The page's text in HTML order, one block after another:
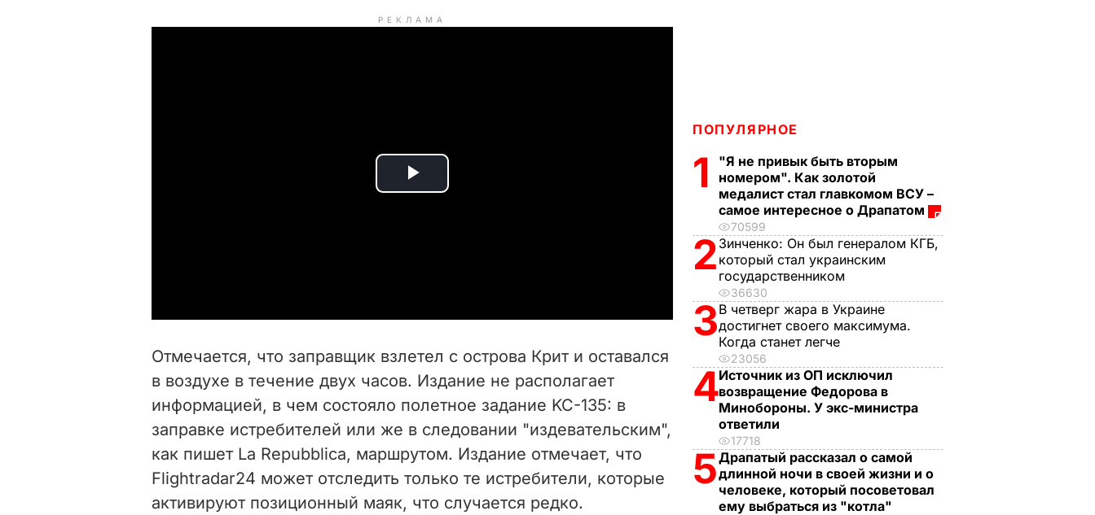
РЕКЛАМА
P
d
e
o
Отмечается, что заправщик взлетел с острова Крит и оставался
в воздухе в течение двух часов. Издание не располагает
информацией, в чем состояло полетное задание KC-135: в
заправке истребителей или же в следовании "издевательским",
как пишет La Repubblica, маршрутом. Издание отмечает, что
Flightradar24 может отследить только те истребители, которые
активируют позиционный маяк, что случается редко.
ПОПУЛЯРНОЕ
1
"Я не привык быть вторым
номером". Как золотой
медалист стал главкомом ВСУ –
самое интересное о Драпатом
70599
2 Зинченко: Он был генералом КГБ,
который стал украинским
государственником
36630
3В четверг жара в Украине
достигнет своего максимума.
Когда станет легче
23056
4Источник из ОП исключил
возвращение Федорова в
Минобороны. У экс-министра
ответили
17718
5Драпатый рассказал о самой
длинной ночи в своей жизни и о
человеке, который посоветовал
ему выбраться из "котла"